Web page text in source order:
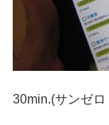
30min.(サンゼロ